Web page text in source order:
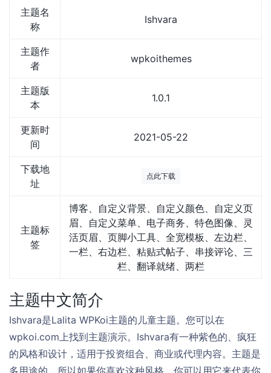
主题名
称
Ishvara
主题作
者
wpkoithemes
主题版
本
1.0.1
更新时
间
2021-05-22
下载地
址
点此下载
主题标
签
博客、自定义背景、自定义颜色、自定义页
眉、自定义菜单、电子商务、特色图像、灵
活页眉、页脚小工具、全宽模板、左边栏、
一栏、右边栏、粘贴式帖子、串接评论、三
栏、翻译就绪、两栏
主题中文简介
Ishvara是Lalita WPKoi主题的儿童主题。您可以在
wpkoi.com上找到主题演示。Ishvara有一种紫色的、疯狂
的风格和设计，适用于投资组合、商业或代理内容。主题是
多用途的，所以如果你喜欢这种风格，你可以用它来代表你